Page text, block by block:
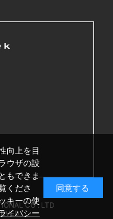
CO . LTD
向上を目
ウザの設
もできま
くださ
キーの使
イバシー
同意する